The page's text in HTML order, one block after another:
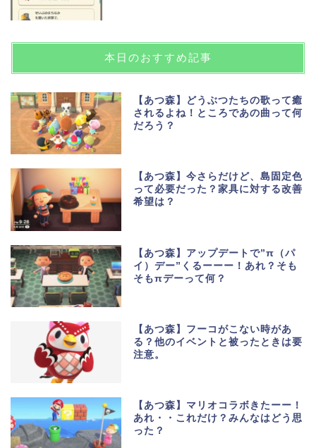
本日のおすすめ記事
【あつ森】どうぶつたちの歌って癒
されるよね！ところであの曲って何
だろう？
【あつ森】今さらだけど、島固定色
って必要だった？家具に対する改善
希望は？
【あつ森】アップデートで”π（パ
イ）デー”くるーーー！あれ？そも
そもπデーって何？
【あつ森】フーコがこない時があ
る？他のイベントと被ったときは要
注意。
【あつ森】マリオコラボきたーー！
あれ・・これだけ？みんなはどう思
った？